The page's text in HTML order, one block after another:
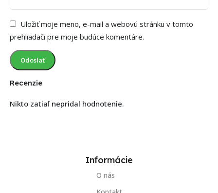
Recenzie
Nikto zatiaľ nepridal hodnotenie.
Uložiť moje meno, e-mail a webovú stránku v tomto
prehliadači pre moje budúce komentáre.
Informácie
O nás